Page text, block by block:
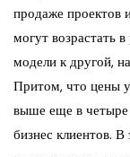
продаже проектов
могут возрастать
модели к другой,
Притом, что цены
выше еще в четыре
бизнес клиентов.